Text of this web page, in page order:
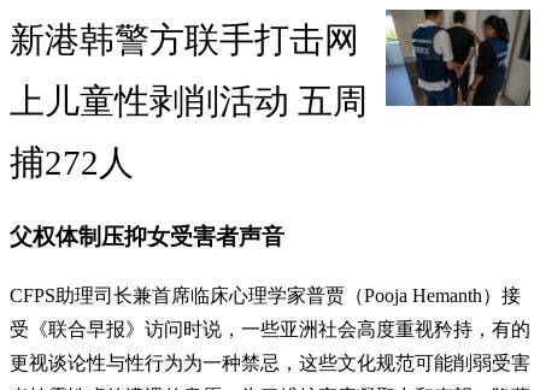
新港韩警方联手打击网
上儿童性剥削活动 五周
捕272人
父权体制压抑女受害者声音
CFPS助理司长兼首席临床心理学家普贾（Pooja Hemanth）接
受《联合早报》访问时说，一些亚洲社会高度重视矜持，有的
更视谈论性与性行为为一种禁忌，这些文化规范可能削弱受害